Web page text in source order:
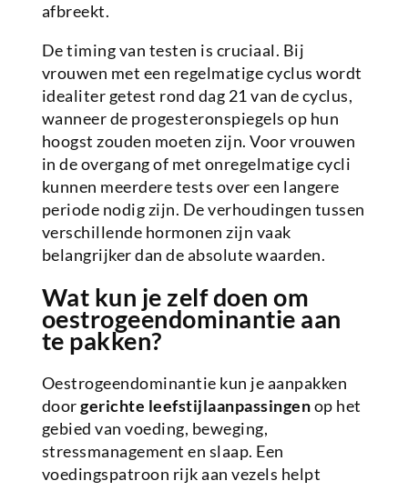
afbreekt.
De timing van testen is cruciaal. Bij
vrouwen met een regelmatige cyclus wordt
idealiter getest rond dag 21 van de cyclus,
wanneer de progesteronspiegels op hun
hoogst zouden moeten zijn. Voor vrouwen
in de overgang of met onregelmatige cycli
kunnen meerdere tests over een langere
periode nodig zijn. De verhoudingen tussen
verschillende hormonen zijn vaak
belangrijker dan de absolute waarden.
Wat kun je zelf doen om
oestrogeendominantie aan
te pakken?
Oestrogeendominantie kun je aanpakken
doorgerichte leefstijlaanpassingenop het
gebied van voeding, beweging,
stressmanagement en slaap. Een
voedingspatroon rijk aan vezels helpt